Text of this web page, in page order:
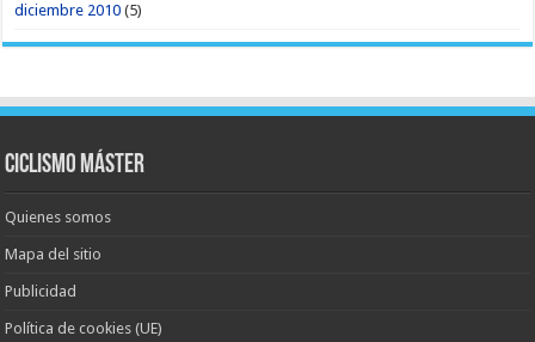
diciembre 2010 (5)
Ciclismo Máster
Quienes somos
Mapa del sitio
Publicidad
Política de cookies (UE)